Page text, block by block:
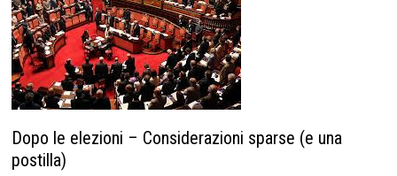
Dopo le elezioni – Considerazioni sparse (e una
postilla)